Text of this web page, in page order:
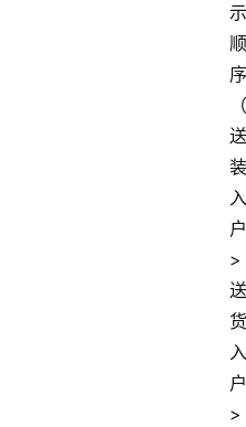
示
顺
序
（
送
装
入
户
>
送
货
入
户
>